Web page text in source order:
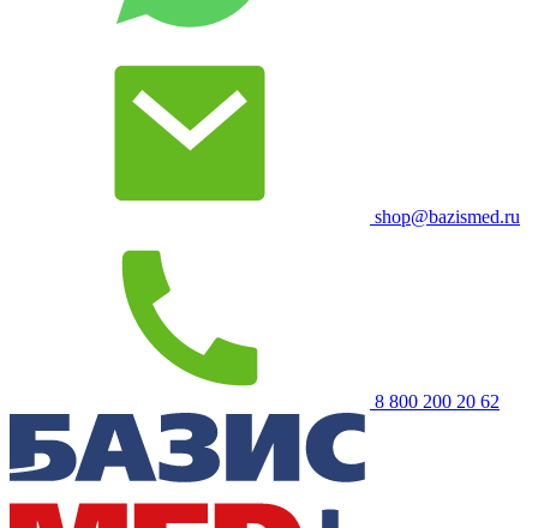
shop@bazismed.ru
8 800 200 20 62